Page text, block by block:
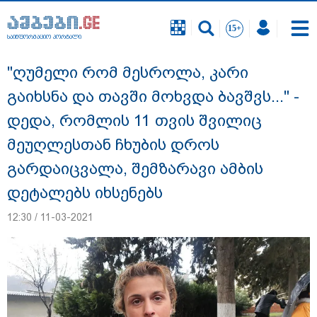
საინფორმაციო პორტალი
"ნატა ვიბლიანის საქმეზე საზოგადოება
უახლოეს დღეებში გაიგებს სიახლეს,
დაიდება პირველი მნიშვნელოვანი
შედეგი და ოფიციალურად ცნობენ
საინფორმაციო პორტალი
"ღუმელი რომ მესროლა, კარი
გაიხსნა და თავში მოხვდა ბავშვს..." -
დედა, რომლის 11 თვის შვილიც
მეუღლესთან ჩხუბის დროს
გარდაიცვალა, შემზარავი ამბის
დეტალებს იხსენებს
12:30 / 11-03-2021